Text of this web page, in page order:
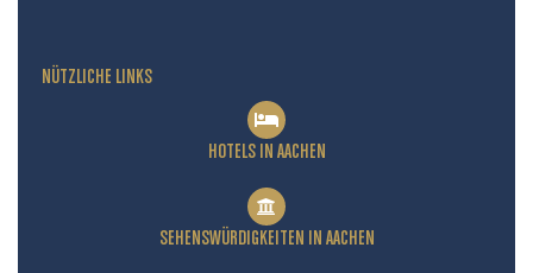
NÜTZLICHE LINKS
HOTELS IN AACHEN
SEHENSWÜRDIGKEITEN IN AACHEN